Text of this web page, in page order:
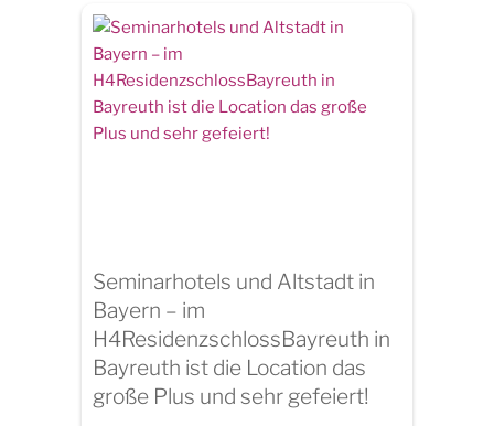
Seminarhotels und Altstadt in
Bayern – im
H4ResidenzschlossBayreuth in
Bayreuth ist die Location das
große Plus und sehr gefeiert!